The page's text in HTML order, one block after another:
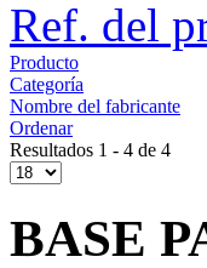
Ref. del
Producto
Categoría
Nombre del fabricante
Ordenar
Resultados 1 - 4 de 4
BASE